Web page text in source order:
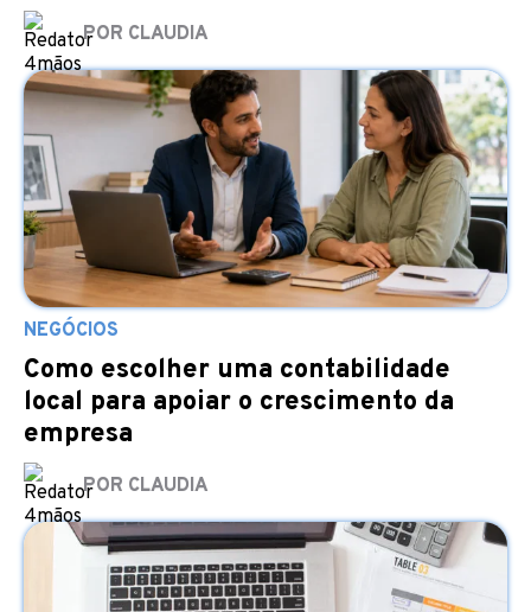
POR CLAUDIA
NEGÓCIOS
Como escolher uma contabilidade
local para apoiar o crescimento da
empresa
POR CLAUDIA